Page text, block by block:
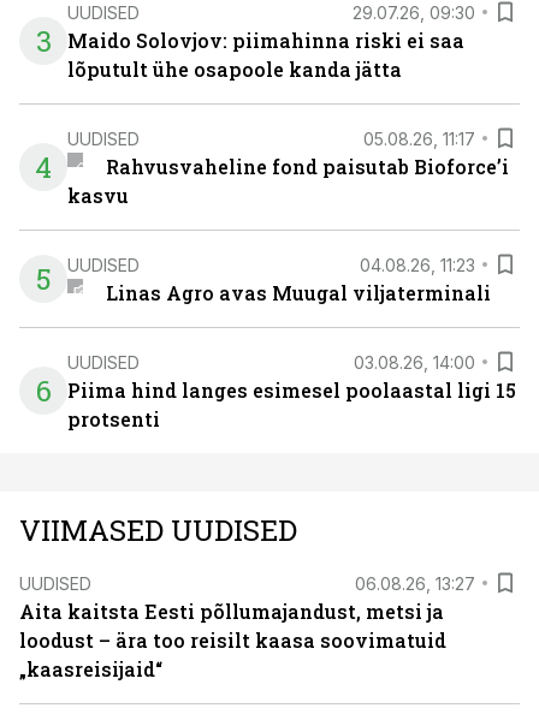
3
UUDISED 29.07.26, 09:30
Maido Solovjov: piimahinna riski ei saa
lõputult ühe osapoole kanda jätta
4
UUDISED 05.08.26, 11:17
Rahvusvaheline fond paisutab Bioforce’i
kasvu
5 UUDISED 04.08.26, 11:23
Linas Agro avas Muugal viljaterminali
6
UUDISED 03.08.26, 14:00
Piima hind langes esimesel poolaastal ligi 15
protsenti
VIIMASED UUDISED
UUDISED 06.08.26, 13:27
Aita kaitsta Eesti põllumajandust, metsi ja
loodust – ära too reisilt kaasa soovimatuid
„kaasreisijaid“